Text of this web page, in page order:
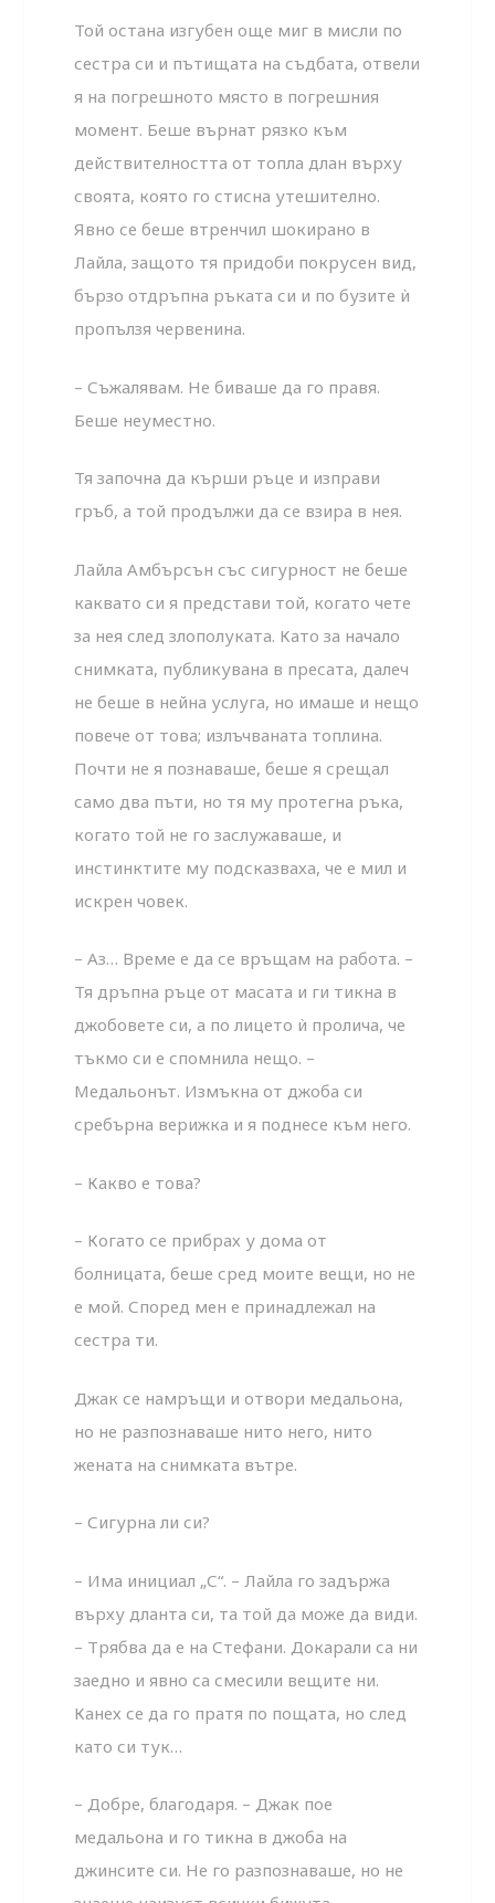
Той остана изгубен още миг в мисли по
сестра си и пъ­тищата на съдбата, отвели
я на погрешното място в погреш­ния
момент. Беше върнат рязко към
действителността от топла длан върху
своята, която го стисна утешително.
Явно се беше втренчил шокирано в
Лайла, защото тя придоби по­крусен вид,
бързо отдръпна ръката си и по бузите ѝ
пропъл­зя червенина.
– Съжалявам. Не биваше да го правя.
Беше неуместно.
Тя започна да кърши ръце и изправи
гръб, а той продъл­жи да се взира в нея.
Лайла Амбърсън със сигурност не беше
каквато си я представи той, когато чете
за нея след злополуката. Като за начало
снимката, публикувана в пресата, далеч
не беше в нейна услуга, но имаше и нещо
повече от това; излъчвана­та топлина.
Почти не я познаваше, беше я срещал
само два пъти, но тя му протегна ръка,
когато той не го заслужаваше, и
инстинктите му подсказваха, че е мил и
искрен човек.
– Аз… Време е да се връщам на работа. –
Тя дръпна ръце от масата и ги тикна в
джобовете си, а по лицето ѝ проли­ча, че
тъкмо си е спомнила нещо. –
Медальонът. Измъкна от джоба си
сребърна верижка и я поднесе към него.
– Какво е това?
– Когато се прибрах у дома от
болницата, беше сред моите вещи, но не
е мой. Според мен е принадлежал на
сестра ти.
Джак се намръщи и отвори медальона,
но не разпозна­ваше нито него, нито
жената на снимката вътре.
– Сигурна ли си?
– Има инициал „С“. – Лайла го задържа
върху дланта си, та той да може да види.
– Трябва да е на Стефани. Докарали са ни
заедно и явно са смесили вещите ни.
Канех се да го пратя по пощата, но след
като си тук…
– Добре, благодаря. – Джак пое
медальона и го тикна в джоба на
джинсите си. Не го разпознаваше, но не